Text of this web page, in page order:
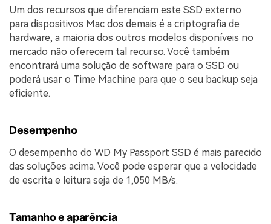
Um dos recursos que diferenciam este SSD externo
para dispositivos Mac dos demais é a criptografia de
hardware, a maioria dos outros modelos disponíveis no
mercado não oferecem tal recurso. Você também
encontrará uma solução de software para o SSD ou
poderá usar o Time Machine para que o seu backup seja
eficiente.
Desempenho
O desempenho do WD My Passport SSD é mais parecido
das soluções acima. Você pode esperar que a velocidade
de escrita e leitura seja de 1,050 MB/s.
Tamanho e aparência